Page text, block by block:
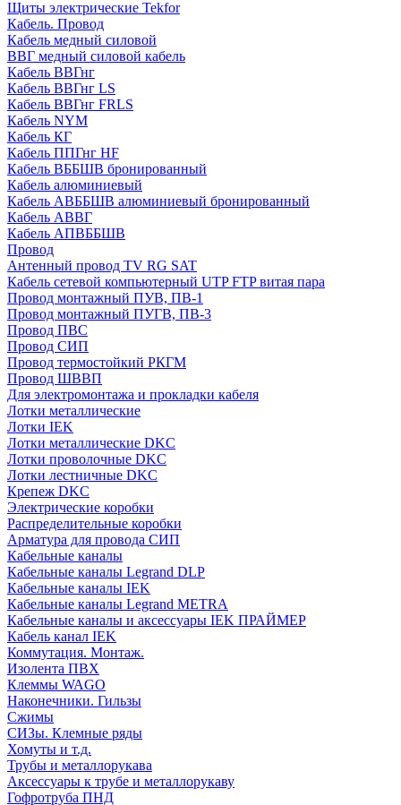
Щиты электрические Tekfor
Кабель. Провод
Кабель медный силовой
ВВГ медный силовой кабель
Кабель ВВГнг
Кабель ВВГнг LS
Кабель ВВГнг FRLS
Кабель NYM
Кабель КГ
Кабель ППГнг HF
Кабель ВББШВ бронированный
Кабель алюминиевый
Кабель АВББШВ алюминиевый бронированный
Кабель АВВГ
Кабель АПВББШВ
Провод
Антенный провод TV RG SAT
Кабель сетевой компьютерный UTP FTP витая пара
Провод монтажный ПУВ, ПВ-1
Провод монтажный ПУГВ, ПВ-3
Провод ПВС
Провод СИП
Провод термостойкий РКГМ
Провод ШВВП
Для электромонтажа и прокладки кабеля
Лотки металлические
Лотки IEK
Лотки металлические DKC
Лотки проволочные DKC
Лотки лестничные DKC
Крепеж DKC
Электрические коробки
Распределительные коробки
Арматура для провода СИП
Кабельные каналы
Кабельные каналы Legrand DLP
Кабельные каналы IEK
Кабельные каналы Legrand METRA
Кабельные каналы и аксессуары IEK ПРАЙМЕР
Кабель канал IEK
Коммутация. Монтаж.
Изолента ПВХ
Клеммы WAGO
Наконечники. Гильзы
Сжимы
СИЗы. Клемные ряды
Хомуты и т.д.
Трубы и металлорукава
Аксессуары к трубе и металлорукаву
Гофротруба ПНД